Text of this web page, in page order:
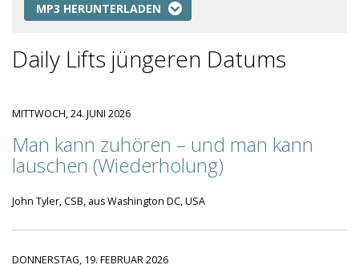
MP3 HERUNTERLADEN
Daily Lifts jüngeren Datums
MITTWOCH, 24. JUNI 2026
Man kann zuhören – und man kann
lauschen (Wiederholung)
John Tyler, CSB, aus Washington DC, USA
DONNERSTAG, 19. FEBRUAR 2026